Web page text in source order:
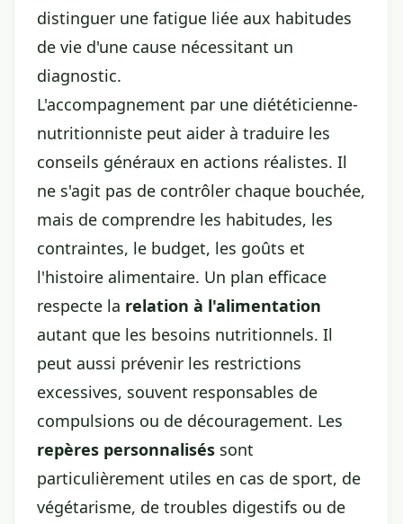
distinguer une fatigue liée aux habitudes
de vie d'une cause nécessitant un
diagnostic.
L'accompagnement par une diététicienne-
nutritionniste peut aider à traduire les
conseils généraux en actions réalistes. Il
ne s'agit pas de contrôler chaque bouchée,
mais de comprendre les habitudes, les
contraintes, le budget, les goûts et
l'histoire alimentaire. Un plan efficace
respecte la relation à l'alimentation
autant que les besoins nutritionnels. Il
peut aussi prévenir les restrictions
excessives, souvent responsables de
compulsions ou de découragement. Les
repères personnalisés sont
particulièrement utiles en cas de sport, de
végétarisme, de troubles digestifs ou de